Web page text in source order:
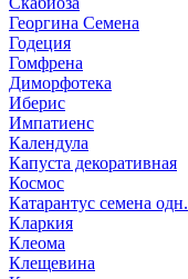
Георгина Семена
Годеция
Гомфрена
Диморфотека
Иберис
Импатиенс
Календула
Капуста декоративная
Космос
Катарантус семена одн.
Кларкия
Клеома
Клещевина